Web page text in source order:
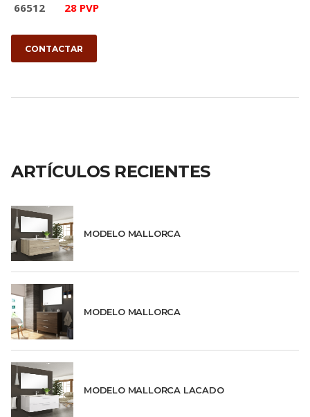
66512
28 PVP
CONTACTAR
ARTÍCULOS RECIENTES
MODELO MALLORCA
MODELO MALLORCA
MODELO MALLORCA LACADO